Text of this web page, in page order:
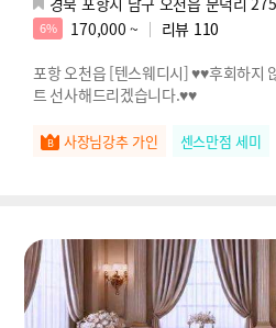
6% 170,000 ~ 리뷰 110
포항 오천읍 [텐스웨디시] ♥♥후회하지
트 선사해드리겠습니다.♥♥
사장님강추 가인 센스만점 세미